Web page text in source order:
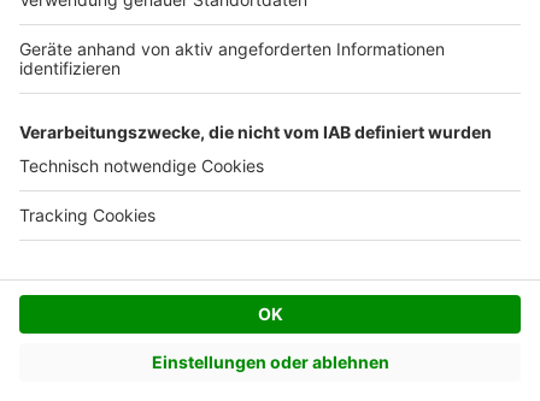
© AVIV Germany GmbH - 2026
Facebook
Twitter